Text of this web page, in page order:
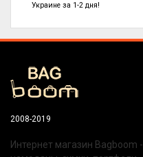
Украине за 1-2 дня!
2008-2019
Интернет магазин Bagboom -